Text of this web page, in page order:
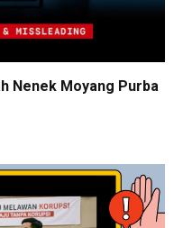
Nenek Moyang Purba